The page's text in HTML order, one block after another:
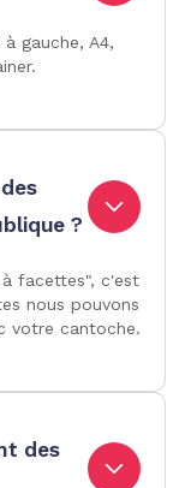
gauche, A4,
?
facettes", c'est
nous pouvons
votre cantoche.
des